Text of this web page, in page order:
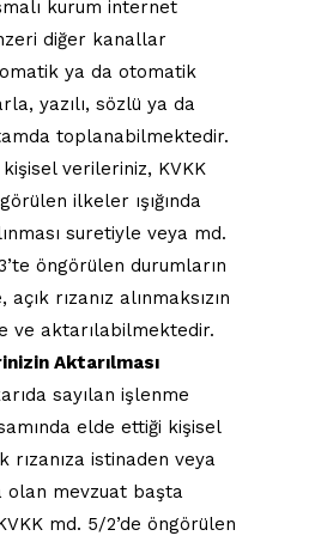
kurum internet
diğer kanallar
ya da otomatik
yazılı, sözlü ya da
toplanabilmektedir.
verileriniz, KVKK
ilkeler ışığında
suretiyle veya md.
öngörülen durumların
açık rızanız alınmaksızın
ve aktarılabilmektedir.
Aktarılması
sayılan işlenme
elde ettiği kişisel
rızanıza istinaden veya
olan mevzuat başta
md. 5/2’de öngörülen